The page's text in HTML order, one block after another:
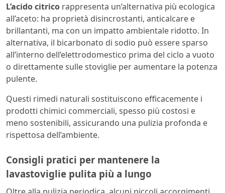
L’acido citrico rappresenta un’alternativa più ecologica
all’aceto: ha proprietà disincrostanti, anticalcare e
brillantanti, ma con un impatto ambientale ridotto. In
alternativa, il bicarbonato di sodio può essere sparso
all’interno dell’elettrodomestico prima del ciclo a vuoto
o direttamente sulle stoviglie per aumentare la potenza
pulente.
Questi rimedi naturali sostituiscono efficacemente i
prodotti chimici commerciali, spesso più costosi e
meno sostenibili, assicurando una pulizia profonda e
rispettosa dell’ambiente.
Consigli pratici per mantenere la
lavastoviglie pulita più a lungo